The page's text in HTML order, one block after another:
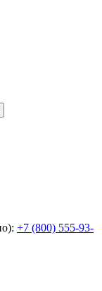
+7 (800) 555-93-